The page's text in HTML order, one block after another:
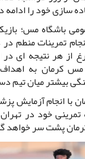
سازی خود را
باشگاه مس؛
تمرینات منطم
از هر نتیجه ای در
مس کرمان به
بیشتر میان تیم
با انجام آزمایش
تمرینی خود در
پشت سر